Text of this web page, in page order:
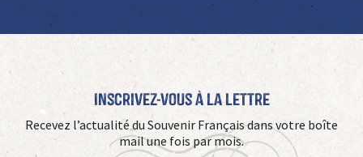
Inscrivez-vous à La Lettre
Recevez l’actualité du Souvenir Français dans votre boîte
mail une fois par mois.